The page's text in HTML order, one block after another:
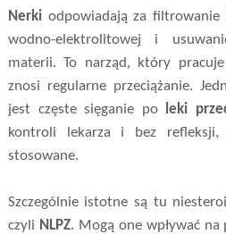
Nerki odpowiadają za filtrowanie
wodno-elektrolitowej i
materii. To narząd, który
znosi regularne przeciążanie.
jest częste sięganie po
leki
kontroli lekarza i bez refleksji,
stosowane.
Szczególnie istotne są tu
czyli NLPZ. Mogą one wpływać